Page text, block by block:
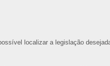
localizar a legislação